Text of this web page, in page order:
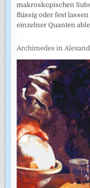
makroskopischen
flüssig oder fest
einzelner Quanten
Archimedes in